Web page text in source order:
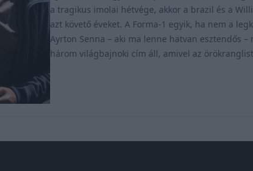
a tragikus imolai hétvége, akkor a brazil és a
azt követő éveket. A Forma-1 egyik, ha nem a
Ayrton Senna – aki ma lenne hatvan esztendős –
három világbajnoki cím áll, amivel az